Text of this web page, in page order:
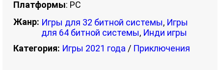
Платформы: PC
Жанр: Игры для 32 битной системы, Игры
для 64 битной системы, Инди игры
Категория: Игры 2021 года / Приключения